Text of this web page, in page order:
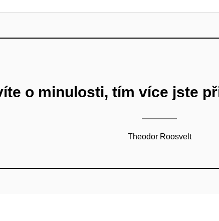
o minulosti, tím více jste
Theodor Roosvelt